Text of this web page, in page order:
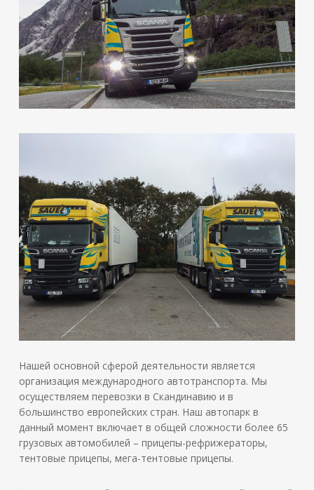
Нашей основной сферой деятельности является
организация международного автотранспорта. Мы
осуществляем перевозки в Скандинавию и в
большинство европейских стран. Наш автопарк в
данный момент включает в общей сложности более 65
грузовых автомобилей – прицепы-рефрижераторы,
тентовые прицепы, мега-тентовые прицепы.